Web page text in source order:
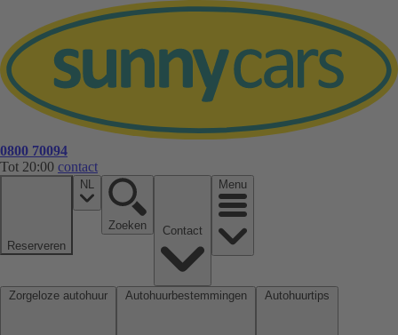
0800 70094
Tot 20:00 contact
Reserveren
NL
Zoeken
Menu